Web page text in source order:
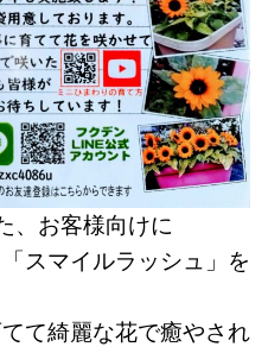
、お客様向けに
スマイルラッシュ」を
て綺麗な花で癒やされ